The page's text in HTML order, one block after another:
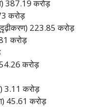
387.19 करोड़
करोड़
223.85 करोड़
करोड़
करोड़
3.11 करोड़
45.61 करोड़